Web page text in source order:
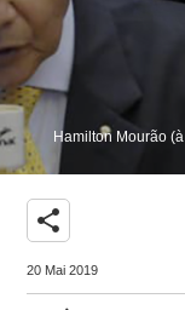
Hamilton Mourão
share
20 Mai 2019